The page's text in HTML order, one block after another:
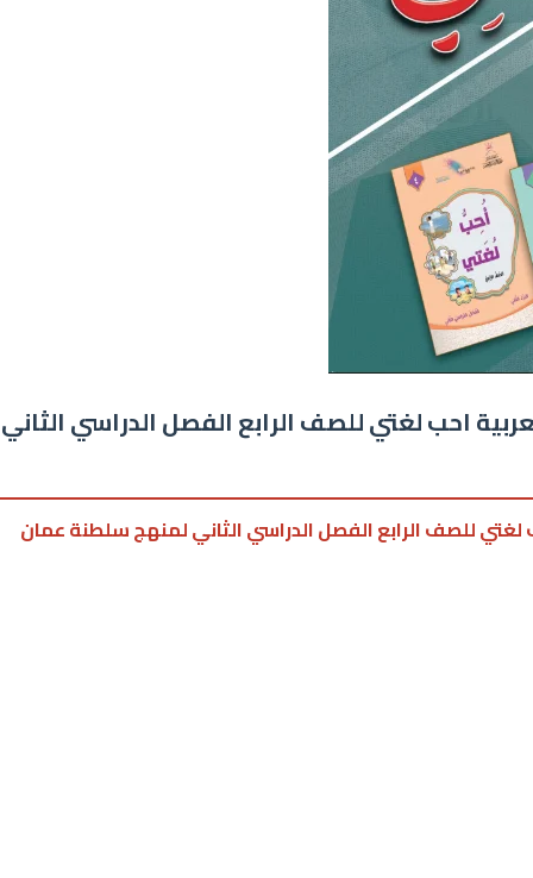
احب لغتي للصف الرابع الفصل الدراسي الثاني
لغتي للصف الرابع الفصل الدراسي الثاني لمنهج سلطنة عمان